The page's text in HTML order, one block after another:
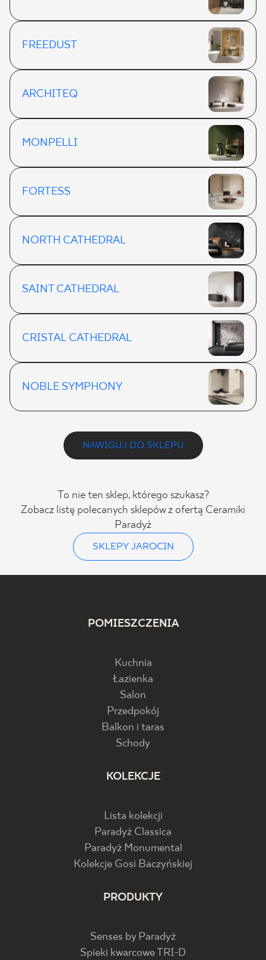
FREEDUST
ARCHITEQ
MONPELLI
FORTESS
NORTH CATHEDRAL
SAINT CATHEDRAL
CRISTAL CATHEDRAL
NOBLE SYMPHONY
NAWIGUJ DO SKLEPU
To nie ten sklep, którego szukasz?
Zobacz listę polecanych sklepów z ofertą Ceramiki
Paradyż
SKLEPY JAROCIN
POMIESZCZENIA
Kuchnia
Łazienka
Salon
Przedpokój
Balkon i taras
Schody
KOLEKCJE
Lista kolekcji
Paradyż Classica
Paradyż Monumental
Kolekcje Gosi Baczyńskiej
PRODUKTY
Senses by Paradyż
Spieki kwarcowe TRI-D